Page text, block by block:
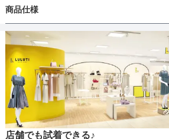
最大幅
マチ
グリッターがゴージャスな雰囲気のクラッ
サイズでドレスにぴったりです。
商品仕様
丈
生地の厚さ
店舗でも試着できる♪